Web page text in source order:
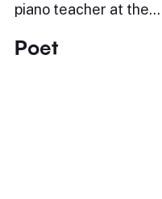
piano teacher at the…
Poet